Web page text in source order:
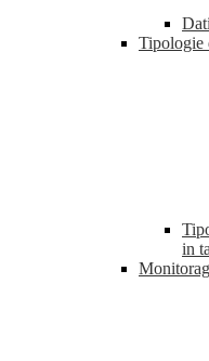
Tipologie
in